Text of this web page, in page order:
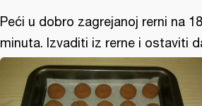
Peći u dobro zagrejanoj rerni na
minuta. Izvaditi iz rerne i ostaviti